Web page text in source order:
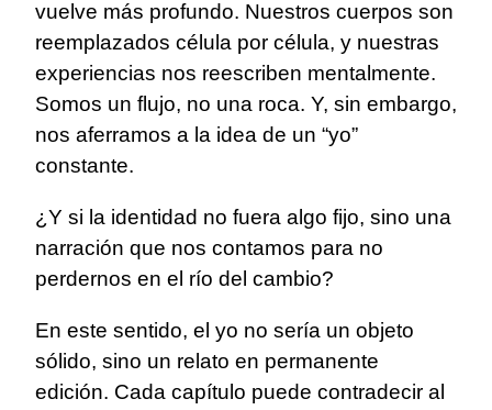
vuelve más profundo. Nuestros cuerpos son
reemplazados célula por célula, y nuestras
experiencias nos reescriben mentalmente.
Somos un flujo, no una roca. Y, sin embargo,
nos aferramos a la idea de un “yo”
constante.
¿Y si la identidad no fuera algo fijo, sino una
narración que nos contamos para no
perdernos en el río del cambio?
En este sentido, el yo no sería un objeto
sólido, sino un relato en permanente
edición. Cada capítulo puede contradecir al